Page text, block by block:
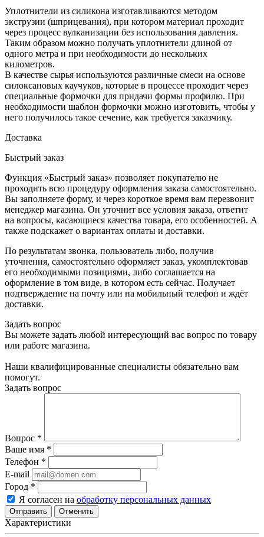
Уплотнители из силикона изготавливаются методом
экструзии (шприцевания), при котором материал проходит
через процесс вулканизации без использования давления.
Таким образом можно получать уплотнители длиной от
одного метра и при необходимости до нескольких
километров.
В качестве сырья используются различные смеси на основе
силоксановых каучуков, которые в процессе проходит через
специальные формочки для придачи формы профилю. При
необходимости шаблон формочки можно изготовить, чтобы у
него получилось такое сечение, как требуется заказчику.
Доставка
Быстрый заказ
Функция «Быстрый заказ» позволяет покупателю не
проходить всю процедуру оформления заказа самостоятельно.
Вы заполняете форму, и через короткое время вам перезвонит
менеджер магазина. Он уточнит все условия заказа, ответит
на вопросы, касающиеся качества товара, его особенностей. А
также подскажет о вариантах оплаты и доставки.
По результатам звонка, пользователь либо, получив
уточнения, самостоятельно оформляет заказ, укомплектовав
его необходимыми позициями, либо соглашается на
оформление в том виде, в котором есть сейчас. Получает
подтверждение на почту или на мобильный телефон и ждёт
доставки.
Задать вопрос
Вы можете задать любой интересующий вас вопрос по товару
или работе магазина.
Наши квалифицированные специалисты обязательно вам
помогут.
Задать вопрос
Вопрос *
Ваше имя *
Телефон *
E-mail
Город *
Я согласен на обработку персональных данных
Отменить
Характеристики